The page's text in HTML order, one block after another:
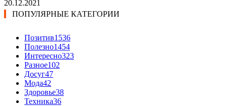
20.12.2021
ПОПУЛЯРНЫЕ КАТЕГОРИИ
Позитив1536
Полезно1454
Интересно323
Разное102
Досуг47
Мода42
Здоровье38
Техника36